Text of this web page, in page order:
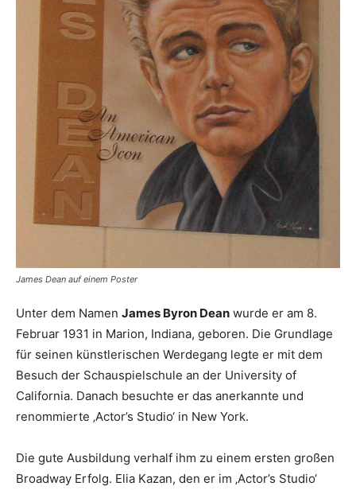
James Dean auf einem Poster
Unter dem Namen James Byron Dean wurde er am 8.
Februar 1931 in Marion, Indiana, geboren. Die Grundlage
für seinen künstlerischen Werdegang legte er mit dem
Besuch der Schauspielschule an der University of
California. Danach besuchte er das anerkannte und
renommierte ‚Actor’s Studio‘ in New York.
Die gute Ausbildung verhalf ihm zu einem ersten großen
Broadway Erfolg. Elia Kazan, den er im ‚Actor’s Studio‘